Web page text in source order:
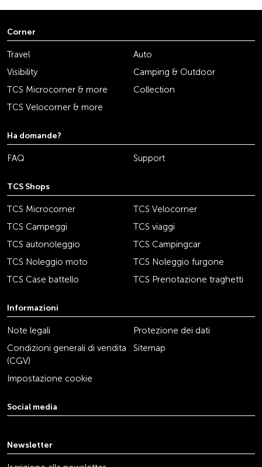
Corner
Travel
Auto
Visibility
Camping & Outdoor
TCS Microcorner & more
Collection
TCS Velocorner & more
Ha domande?
FAQ Support
TCS Shops
TCS Microcorner
TCS Velocorner
TCS Campeggi
TCS viaggi
TCS autonoleggio
TCS Campingcar
TCS Noleggio moto
TCS Noleggio furgone
TCS Case battello
TCS Prenotazione traghetti
Informazioni
Note legali
Protezione dei dati
Condizioni generali di vendita
(CGV)
Sitemap
Impostazione cookie
Social media
Newsletter